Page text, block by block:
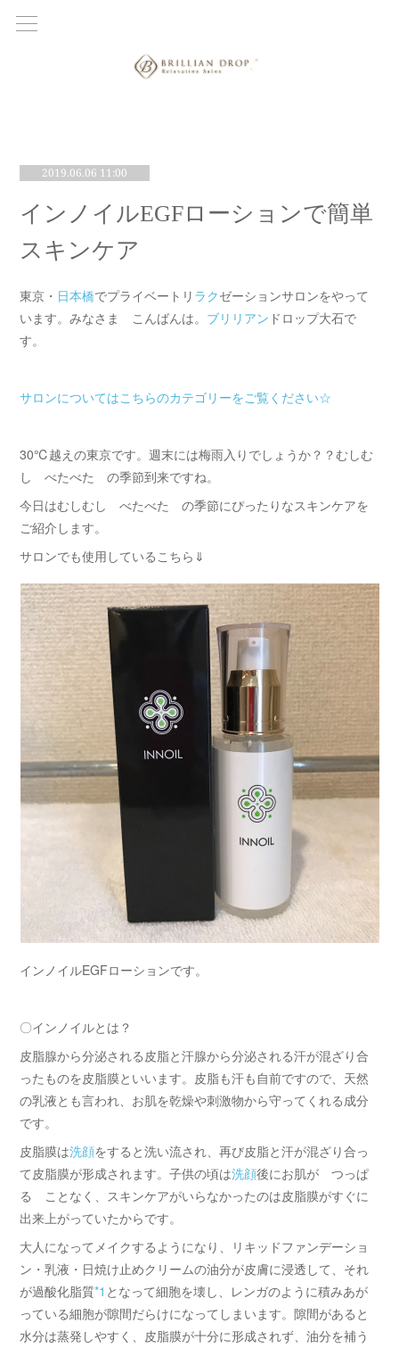
2019.06.06 11:00
インノイルEGFローションで簡単
スキンケア
東京・ 日本橋でプライベートリ ラクゼーションサロンをやって
います。みなさま こんばんは。 ブリリアン ドロップ大石で
す。
サロンについてはこちらのカテゴリーをご覧ください☆
30℃越えの東京です。週末には梅雨入りでしょうか？？むしむ
し べたべた の季節到来ですね。
今日はむしむし べたべた の季節にぴったりなスキンケアを
ご紹介します。
サロンでも使用しているこちら⇓
インノイルEGFローションです。
〇インノイルとは？
皮脂腺から分泌される皮脂と汗腺から分泌される汗が混ざり合
ったものを皮脂膜といいます。皮脂も汗も自前ですので、天然
の乳液とも言われ、お肌を乾燥や刺激物から守ってくれる成分
です。
皮脂膜は洗顔をすると洗い流され、再び皮脂と汗が混ざり合っ
て皮脂膜が形成されます。子供の頃は洗顔後にお肌が つっぱ
る ことなく、スキンケアがいらなかったのは皮脂膜がすぐに
出来上がっていたからです。
大人になってメイクするようになり、リキッドファンデーショ
ン・乳液・日焼け止めクリームの油分が皮膚に浸透して、それ
が過酸化脂質*1 となって細胞を壊し、レンガのように積みあが
っている細胞が隙間だらけになってしまいます。隙間があると
水分は蒸発しやすく、皮脂膜が十分に形成されず、油分を補う